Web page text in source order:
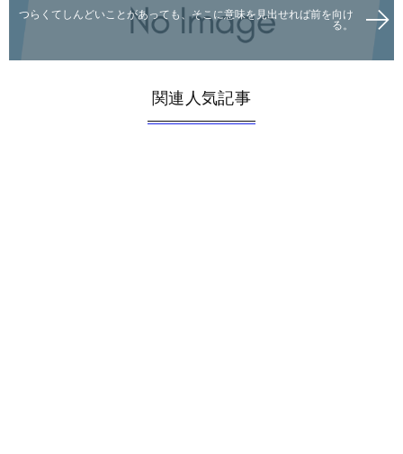
つらくてしんどいことがあっても、そこに意味を見出せれば前を向け
る。
関連人気記事